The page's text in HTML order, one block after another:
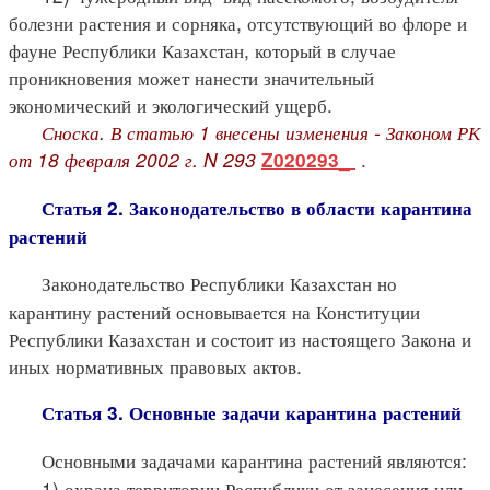
болезни растения и сорняка, отсутствующий во флоре и
фауне Республики Казахстан, который в случае
проникновения может нанести значительный
экономический и экологический ущерб.
Сноска. В статью 1 внесены изменения - Законом РК
от 18 февраля 2002 г. N 293 Z020293_ .
Статья 2. Законодательство в области карантина
растений
Законодательство Республики Казахстан но
карантину растений основывается на Конституции
Республики Казахстан и состоит из настоящего Закона и
иных нормативных правовых актов.
Статья 3. Основные задачи карантина растений
Основными задачами карантина растений являются: